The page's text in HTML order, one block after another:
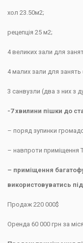
хол 23.50м2;
рецепція 25 м2;
4 великих зали для
4 малих зали для
3 санвузли (два з них з
-7 хвилини пішки до
– поряд зупинки
– навпроти приміщення
– приміщення
використовуватись
Продаж 220 000$
Оренда 60 000 грн за